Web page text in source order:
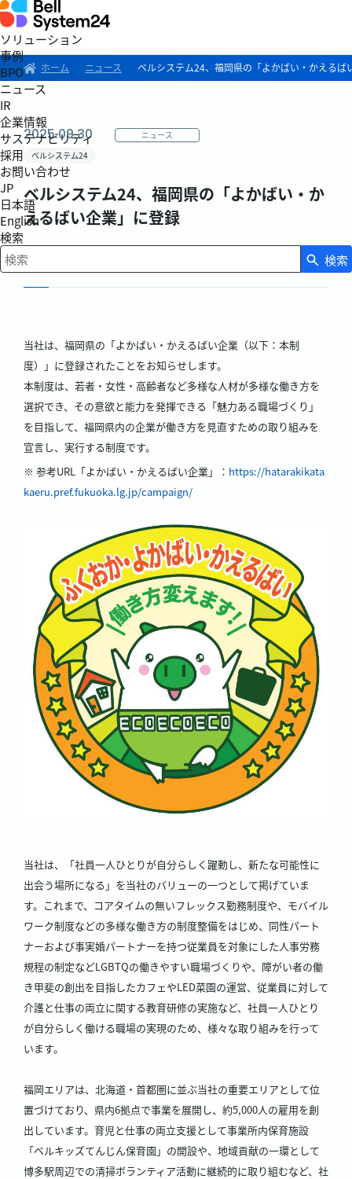
ソリューション
事例
BPO
ニュース
IR
企業情報
サステナビリティ
採用
お問い合わせ
JP
日本語
English
検索
検索キーワード入力
検索
ホーム ニュース ベルシステム24、福岡県の「よかばい・かえるば
2025.09.30
ニュース
ベルシステム24
ベルシステム24、福岡県の「よかばい・か
えるばい企業」に登録
多様な働き方が可能な、魅力ある職場づくりを宣言
当社は、福岡県の「よかばい・かえるばい企業（以下：本制
度）」に登録されたことをお知らせします。
本制度は、若者・女性・高齢者など多様な人材が多様な働き方を
選択でき、その意欲と能力を発揮できる「魅力ある職場づくり」
を目指して、福岡県内の企業が働き方を見直すための取り組みを
宣言し、実行する制度です。
※ 参考URL「よかばい・かえるばい企業」： https://hatarakikata
kaeru.pref.fukuoka.lg.jp/campaign/
当社は、「社員一人ひとりが自分らしく躍動し、新たな可能性に
出会う場所になる」を当社のバリューの一つとして掲げていま
す。これまで、コアタイムの無いフレックス勤務制度や、モバイル
ワーク制度などの多様な働き方の制度整備をはじめ、同性パート
ナーおよび事実婚パートナーを持つ従業員を対象にした人事労務
規程の制定などLGBTQの働きやすい職場づくりや、障がい者の働
き甲斐の創出を目指したカフェやLED菜園の運営、従業員に対して
介護と仕事の両立に関する教育研修の実施など、社員一人ひとり
が自分らしく働ける職場の実現のため、様々な取り組みを行って
います。
福岡エリアは、北海道・首都圏に並ぶ当社の重要エリアとして位
置づけており、県内6拠点で事業を展開し、約5,000人の雇用を創
出しています。育児と仕事の両立支援として事業所内保育施設
「ベルキッズてんじん保育園」の開設や、地域貢献の一環として
博多駅周辺での清掃ボランティア活動に継続的に取り組むなど、社